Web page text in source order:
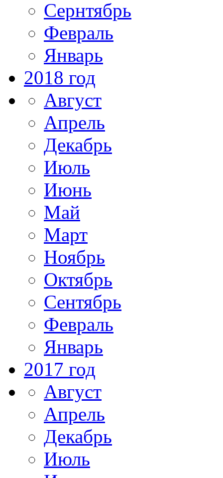
Сернтябрь
Февраль
Январь
2018 год
Август
Апрель
Декабрь
Июль
Июнь
Май
Март
Ноябрь
Октябрь
Сентябрь
Февраль
Январь
2017 год
Август
Апрель
Декабрь
Июль